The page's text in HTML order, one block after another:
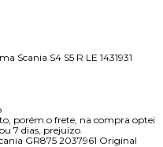
Scania S4 S5 R LE 1431931
porém o frete, na compra optei
7 dias, prejuízo.
GR875 2037961 Original